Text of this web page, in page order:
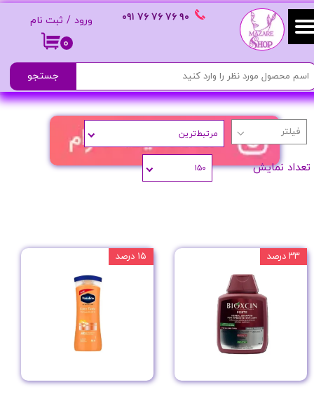
۰
ورود / ثبت نام
حساب کاربری من
تغییر گذر واژه
سفارشات
خروج از حساب کاربری
٩٠ ٧۶ ٧۶ ٧۶ ٠٩١
جستجو
مرتبط‌ترین
تعداد نمایش ۱۵۰
۳۳ درصد ۱۵ درصد